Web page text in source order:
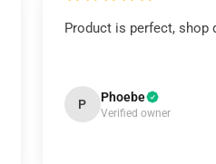
Product is perfect, shop
P Phoebe
Verified owner